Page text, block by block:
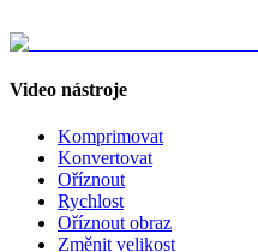
Video nástroje
Komprimovat
Konvertovat
Oříznout
Rychlost
Oříznout obraz
Změnit velikost